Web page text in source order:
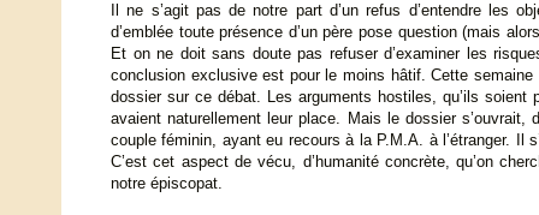
Il ne s’agit pas de notre part d’un refus d’entendre les
d’emblée toute présence d’un père pose question (mais
Et on ne doit sans doute pas refuser d’examiner les
conclusion exclusive est pour le moins hâtif. Cette
dossier sur ce débat. Les arguments hostiles, qu’ils
avaient naturellement leur place. Mais le dossier
couple féminin, ayant eu recours à la P.M.A. à l’étranger. Il
C’est cet aspect de vécu, d’humanité concrète, qu’on
notre épiscopat.